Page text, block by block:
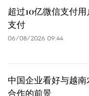
超过10亿微信支付
支付
06/08/2026 09:44
中国企业看好与越
合作的前景